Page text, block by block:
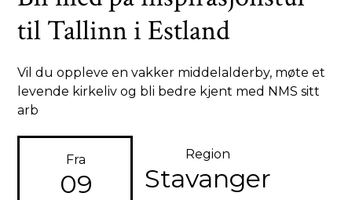
til Tallinn i Estland
Vil du oppleve en vakker middelalderby, møte et
levende kirkeliv og bli bedre kjent med NMS sitt
arb
Fra
09
Region
Stavanger